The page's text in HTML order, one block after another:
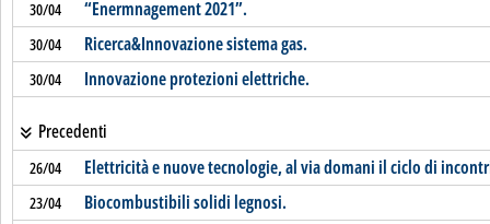
30/04 “Enermnagement 2021”.
30/04 Ricerca&Innovazione sistema gas.
30/04 Innovazione protezioni elettriche.
Precedenti
26/04 Elettricità e nuove tecnologie, al via domani il ciclo di
23/04 Biocombustibili solidi legnosi.